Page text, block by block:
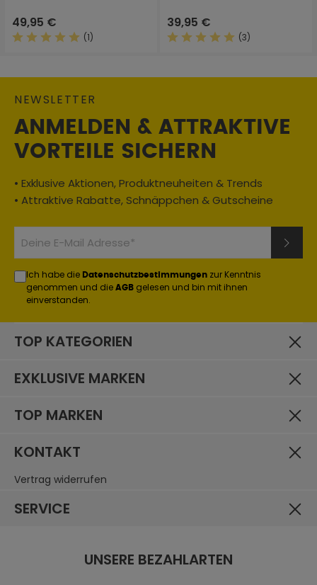
49,95 €
(1)
39,95 €
(3)
NEWSLETTER
ANMELDEN & ATTRAKTIVE
VORTEILE SICHERN
• Exklusive Aktionen, Produktneuheiten & Trends
• Attraktive Rabatte, Schnäppchen & Gutscheine
Ich habe die Datenschutzbestimmungen zur Kenntnis
genommen und die AGB gelesen und bin mit ihnen
einverstanden.
TOP KATEGORIEN
EXKLUSIVE MARKEN
TOP MARKEN
KONTAKT
Vertrag widerrufen
SERVICE
UNSERE BEZAHLARTEN